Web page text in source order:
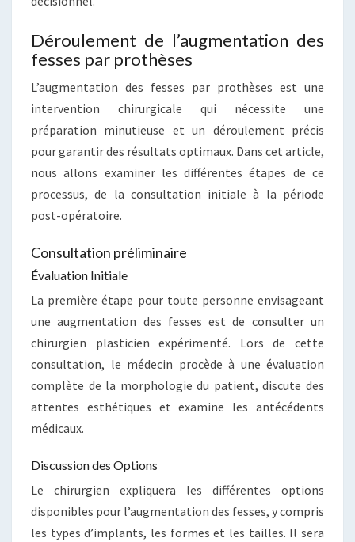
Déroulement de l’augmentation des
fesses par prothèses
L’augmentation des fesses par prothèses est une
intervention chirurgicale qui nécessite une
préparation minutieuse et un déroulement précis
pour garantir des résultats optimaux. Dans cet article,
nous allons examiner les différentes étapes de ce
processus, de la consultation initiale à la période
post-opératoire.
Consultation préliminaire
Évaluation Initiale
La première étape pour toute personne envisageant
une augmentation des fesses est de consulter un
chirurgien plasticien expérimenté. Lors de cette
consultation, le médecin procède à une évaluation
complète de la morphologie du patient, discute des
attentes esthétiques et examine les antécédents
médicaux.
Discussion des Options
Le chirurgien expliquera les différentes options
disponibles pour l’augmentation des fesses, y compris
les types d’implants, les formes et les tailles. Il sera